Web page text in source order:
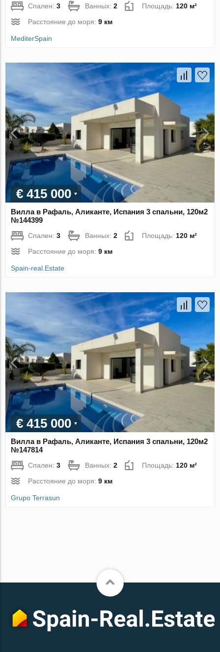
Спален:3 Ванных:2 Площадь: 120 м²
Расстояние до моря:9 км
MediterSpain
€ 415 000
Вилла в Рафаль, Аликанте, Испания 3 спальни, 120м2
№144399
Спален:3 Ванных:2 Площадь: 120 м²
Расстояние до моря:9 км
Spain-real.Estate
€ 415 000
Вилла в Рафаль, Аликанте, Испания 3 спальни, 120м2
№147814
Спален:3 Ванных:2 Площадь: 120 м²
Расстояние до моря:9 км
Grupo Terrasun